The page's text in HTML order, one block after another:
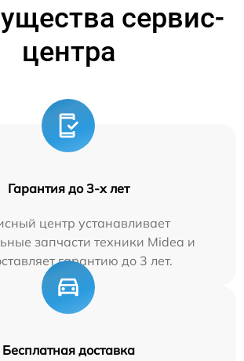
сервис-
центра
Гарантия до 3-х лет
центр устанавливает
запчасти техники Midea и
гарантию до 3 лет.
Бесплатная доставка